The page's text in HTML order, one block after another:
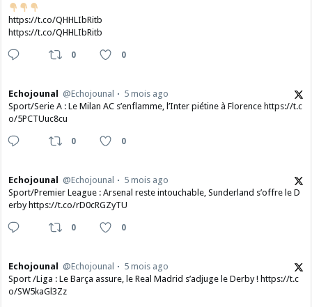
https://t.co/QHHLIbRitb
https://t.co/QHHLIbRitb
0 0
Echojounal @Echojounal
5 mois ago
Sport/Serie A : Le Milan AC s’enflamme, l’Inter piétine à Florence https://t.c
o/5PCTUuc8cu
0 0
Echojounal @Echojounal
5 mois ago
Sport/Premier League : Arsenal reste intouchable, Sunderland s’offre le D
erby https://t.co/rD0cRGZyTU
0 0
Echojounal @Echojounal
5 mois ago
Sport /Liga : Le Barça assure, le Real Madrid s’adjuge le Derby ! https://t.c
o/SW5kaGl3Zz